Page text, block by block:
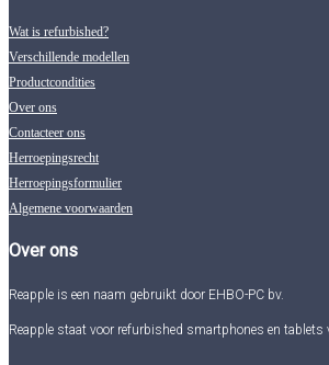
Wat is refurbished?
Verschillende modellen
Productcondities
Over ons
Contacteer ons
Herroepingsrecht
Herroepingsformulier
Algemene voorwaarden
Over ons
Reapple is een naam gebruikt door EHBO-PC bv.
Reapple staat voor refurbished smartphones en tablets